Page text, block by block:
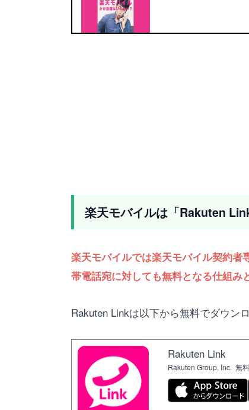
楽天モバイルは「Rakuten
楽天モバイルでは楽天モバイル契約
帯電話宛に対しても無料となる仕組み
Rakuten Linkは以下から無料でダウン
Rakuten Link
Rakuten Group, Inc. 無料